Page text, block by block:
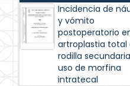
Incidencia de
y vómito
postoperatorio
artroplastia total
rodilla
uso de morfina
intratecal